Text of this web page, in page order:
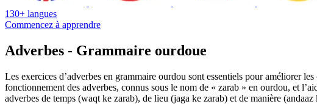
130+ langues
Commencez à apprendre
Adverbes - Grammaire ourdoue
Les exercices d’adverbes en grammaire ourdou sont essentiels pour améliorer
fonctionnement des adverbes, connus sous le nom de « zarab » en ourdou, et
adverbes de temps (waqt ke zarab), de lieu (jaga ke zarab) et de manière (andaaz